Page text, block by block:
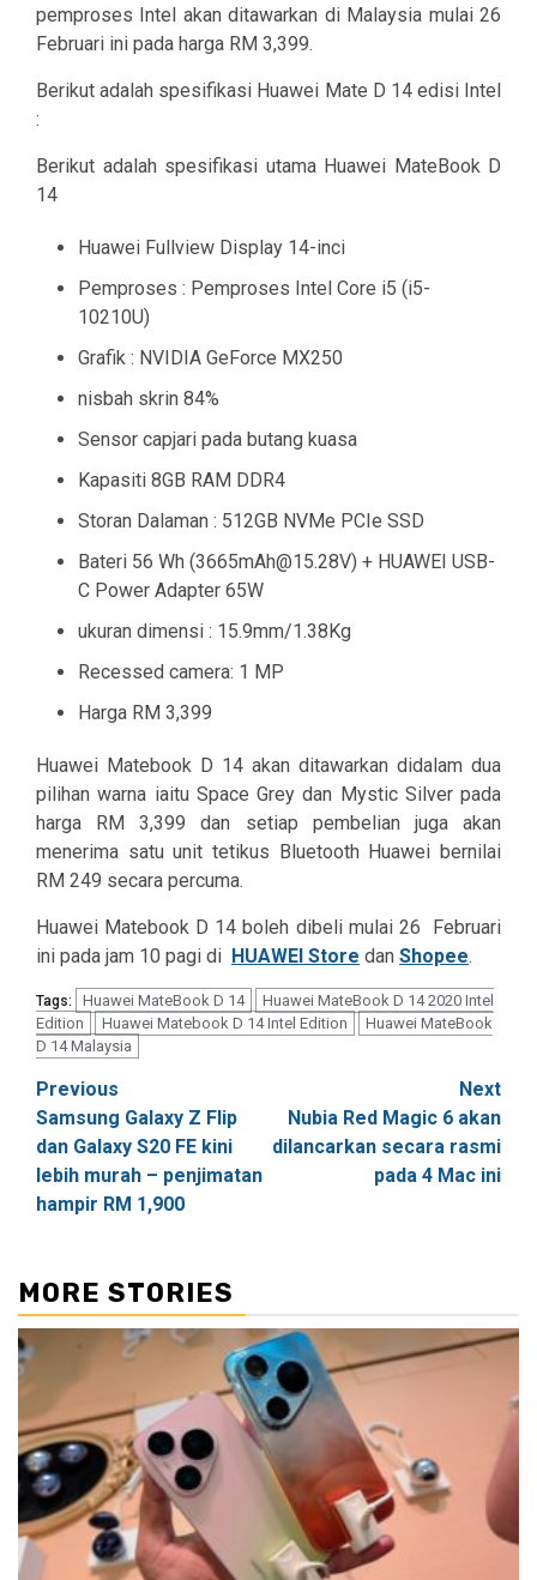
pemproses Intel akan ditawarkan di Malaysia mulai 26
Februari ini pada harga RM 3,399.
Berikut adalah spesifikasi Huawei Mate D 14 edisi Intel
:
Berikut adalah spesifikasi utama Huawei MateBook D
14
Huawei Fullview Display 14-inci
Pemproses : Pemproses Intel Core i5 (i5-
10210U)
Grafik : NVIDIA GeForce MX250
nisbah skrin 84%
Sensor capjari pada butang kuasa
Kapasiti 8GB RAM DDR4
Storan Dalaman : 512GB NVMe PCIe SSD
Bateri 56 Wh (3665mAh@15.28V) + HUAWEI USB-
C Power Adapter 65W
ukuran dimensi : 15.9mm/1.38Kg
Recessed camera: 1 MP
Harga RM 3,399
Huawei Matebook D 14 akan ditawarkan didalam dua
pilihan warna iaitu Space Grey dan Mystic Silver pada
harga RM 3,399 dan setiap pembelian juga akan
menerima satu unit tetikus Bluetooth Huawei bernilai
RM 249 secara percuma.
Huawei Matebook D 14 boleh dibeli mulai 26
Februari
ini pada jam 10 pagi di HUAWEI Store dan Shopee.
Tags: Huawei MateBook D 14
Huawei MateBook D 14 2020 Intel
Edition
Huawei Matebook D 14 Intel Edition
Huawei MateBook
D 14 Malaysia
Post
navigation
Previous
Samsung Galaxy Z Flip
dan Galaxy S20 FE kini
lebih murah – penjimatan
hampir RM 1,900
Next
Nubia Red Magic 6 akan
dilancarkan secara rasmi
pada 4 Mac ini
MORE STORIES